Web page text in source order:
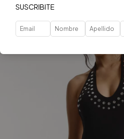
SUSCRIBITE